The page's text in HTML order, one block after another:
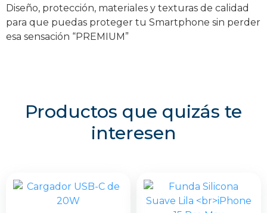
Diseño, protección, materiales y texturas de calidad
para que puedas proteger tu Smartphone sin perder
esa sensación “PREMIUM”
Productos que quizás te
interesen